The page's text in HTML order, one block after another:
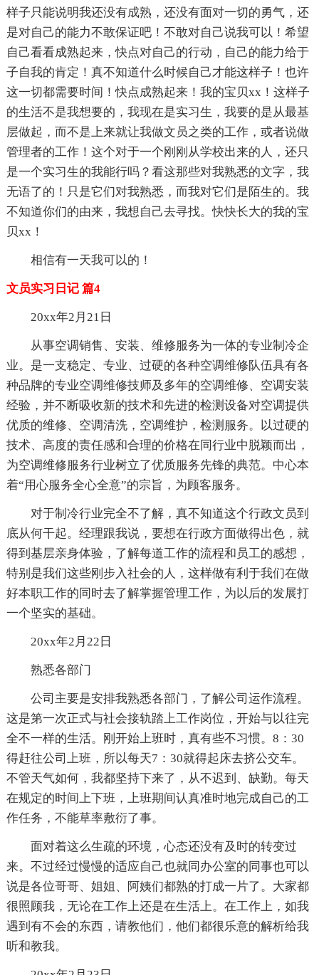
样子只能说明我还没有成熟，还没有面对一切的勇气，还
是对自己的能力不敢保证吧！不敢对自己说我可以！希望
自己看看成熟起来，快点对自己的行动，自己的能力给于
子自我的肯定！真不知道什么时候自己才能这样子！也许
这一切都需要时间！快点成熟起来！我的宝贝xx！这样子
的生活不是我想要的，我现在是实习生，我要的是从最基
层做起，而不是上来就让我做文员之类的工作，或者说做
管理者的工作！这个对于一个刚刚从学校出来的人，还只
是一个实习生的我能行吗？看这那些对我熟悉的文字，我
无语了的！只是它们对我熟悉，而我对它们是陌生的。我
不知道你们的由来，我想自己去寻找。快快长大的我的宝
贝xx！
相信有一天我可以的！
文员实习日记 篇4
20xx年2月21日
从事空调销售、安装、维修服务为一体的专业制冷企
业。是一支稳定、专业、过硬的各种空调维修队伍具有各
种品牌的专业空调维修技师及多年的空调维修、空调安装
经验，并不断吸收新的技术和先进的检测设备对空调提供
优质的维修、空调清洗，空调维护，检测服务。以过硬的
技术、高度的责任感和合理的价格在同行业中脱颖而出，
为空调维修服务行业树立了优质服务先锋的典范。中心本
着“用心服务全心全意”的宗旨，为顾客服务。
对于制冷行业完全不了解，真不知道这个行政文员到
底从何干起。经理跟我说，要想在行政方面做得出色，就
得到基层亲身体验，了解每道工作的流程和员工的感想，
特别是我们这些刚步入社会的人，这样做有利于我们在做
好本职工作的同时去了解掌握管理工作，为以后的发展打
一个坚实的基础。
20xx年2月22日
熟悉各部门
公司主要是安排我熟悉各部门，了解公司运作流程。
这是第一次正式与社会接轨踏上工作岗位，开始与以往完
全不一样的生活。刚开始上班时，真有些不习惯。8：30
得赶往公司上班，所以每天7：30就得起床去挤公交车。
不管天气如何，我都坚持下来了，从不迟到、缺勤。每天
在规定的时间上下班，上班期间认真准时地完成自己的工
作任务，不能草率敷衍了事。
面对着这么生疏的环境，心态还没有及时的转变过
来。不过经过慢慢的适应自己也就同办公室的同事也可以
说是各位哥哥、姐姐、阿姨们都熟的打成一片了。大家都
很照顾我，无论在工作上还是在生活上。在工作上，如我
遇到有不会的东西，请教他们，他们都很乐意的解析给我
听和教我。